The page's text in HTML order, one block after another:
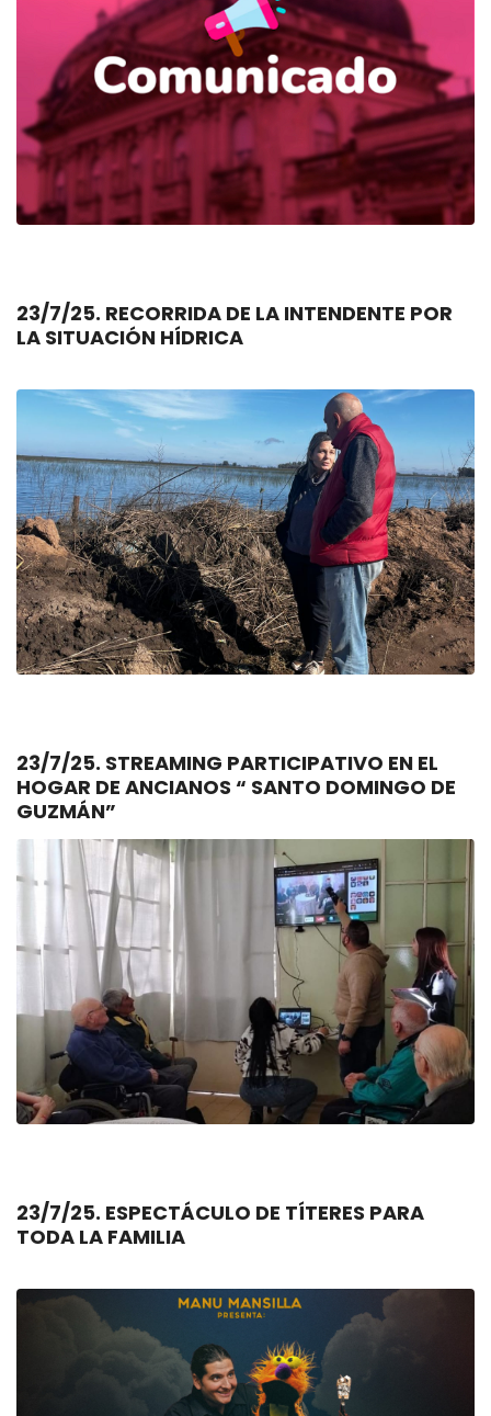
23/7/25. RECORRIDA DE LA INTENDENTE POR
LA SITUACIÓN HÍDRICA
23/7/25. STREAMING PARTICIPATIVO EN EL
HOGAR DE ANCIANOS “ SANTO DOMINGO DE
GUZMÁN”
23/7/25. ESPECTÁCULO DE TÍTERES PARA
TODA LA FAMILIA